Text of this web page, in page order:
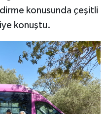
konusunda çeşitli
konuştu.